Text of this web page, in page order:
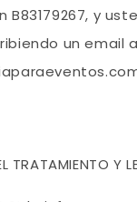
B83179267, y
un email a
TRATAMIENTO Y